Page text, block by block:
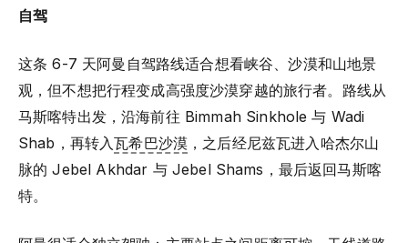
自驾
这条 6-7 天阿曼自驾路线适合想看峡谷、沙漠和山地景
观，但不想把行程变成高强度沙漠穿越的旅行者。路线从
马斯喀特出发，沿海前往 Bimmah Sinkhole 与 Wadi
Shab，再转入瓦希巴沙漠 ，之后经尼兹瓦进入哈杰尔山
脉的 Jebel Akhdar 与 Jebel Shams，最后返回马斯喀
特。